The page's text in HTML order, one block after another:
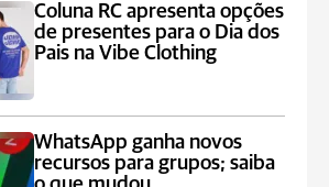
Coluna RC apresenta opções
de presentes para o Dia dos
Pais na Vibe Clothing
WhatsApp ganha novos
recursos para grupos; saiba